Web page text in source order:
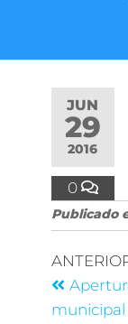
JUN
29
2016
0
Publicado
municipal